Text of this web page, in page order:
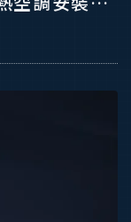
氣安裝】